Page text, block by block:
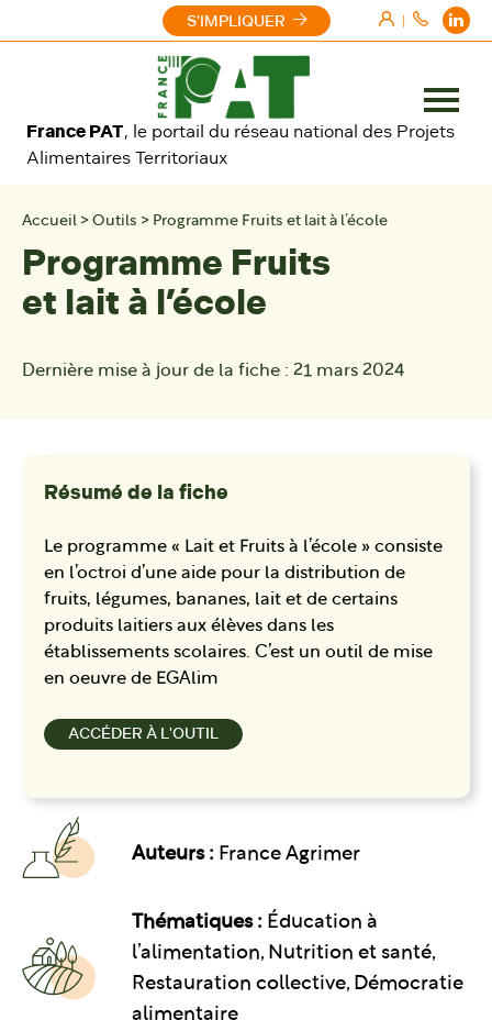
|
France PAT, le portail du réseau national des Projets
Alimentaires Territoriaux
S'IMPLIQUER
Ouvrir
le
Accueil > Outils > Programme Fruits et lait à l’école
Programme Fruits
et lait à l’école
Dernière mise à jour de la fiche : 21 mars 2024
Résumé de la fiche
Le programme « Lait et Fruits à l’école » consiste
en l’octroi d’une aide pour la distribution de
fruits, légumes, bananes, lait et de certains
produits laitiers aux élèves dans les
établissements scolaires. C’est un outil de mise
en oeuvre de EGAlim
ACCÉDER À L'OUTIL
Auteurs : France Agrimer
Thématiques : Éducation à
l’alimentation Nutrition et santé
Restauration collective Démocratie
alimentaire